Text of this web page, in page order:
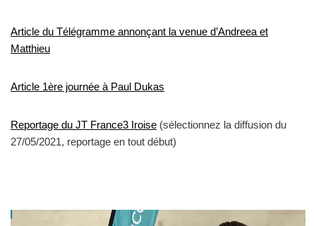
Article du Télégramme annonçant la venue d’Andreea et
Matthieu
Article 1ère journée à Paul Dukas
Reportage du JT France3 Iroise (sélectionnez la diffusion du
27/05/2021, reportage en tout début)